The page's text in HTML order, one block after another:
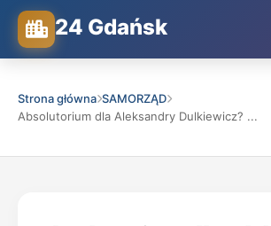
24 Gdańsk
Strona główna SAMORZĄD
Absolutorium dla Aleksandry Dulkiewicz? ...